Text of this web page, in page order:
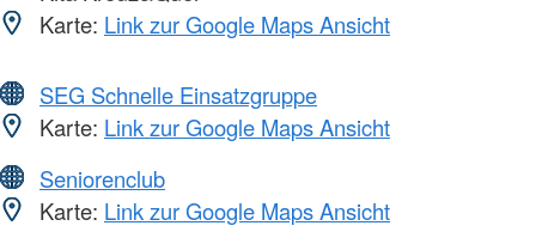
Karte: Link zur Google Maps Ansicht
SEG Schnelle Einsatzgruppe
Karte: Link zur Google Maps Ansicht
Seniorenclub
Karte: Link zur Google Maps Ansicht